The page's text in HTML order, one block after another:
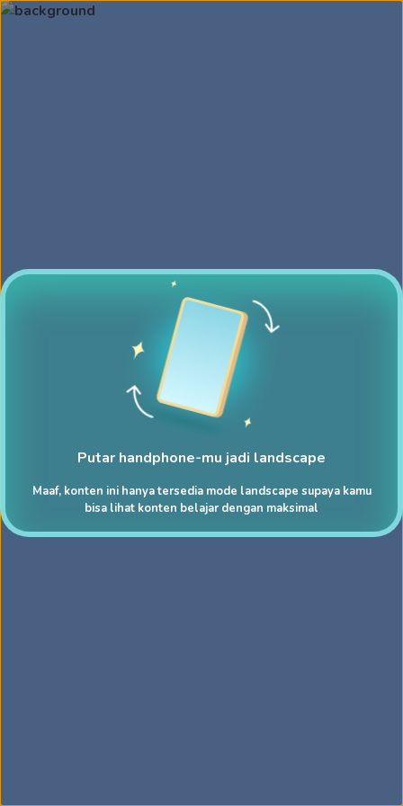
Putar handphone-mu jadi landscape
Maaf, konten ini hanya tersedia mode landscape supaya kamu
bisa lihat konten belajar dengan maksimal